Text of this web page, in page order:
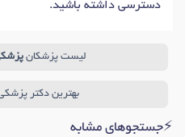
دسترسی داشته باشید.
لیست پزشکان
بهترین دکتر
⚡جستجوهای مشابه